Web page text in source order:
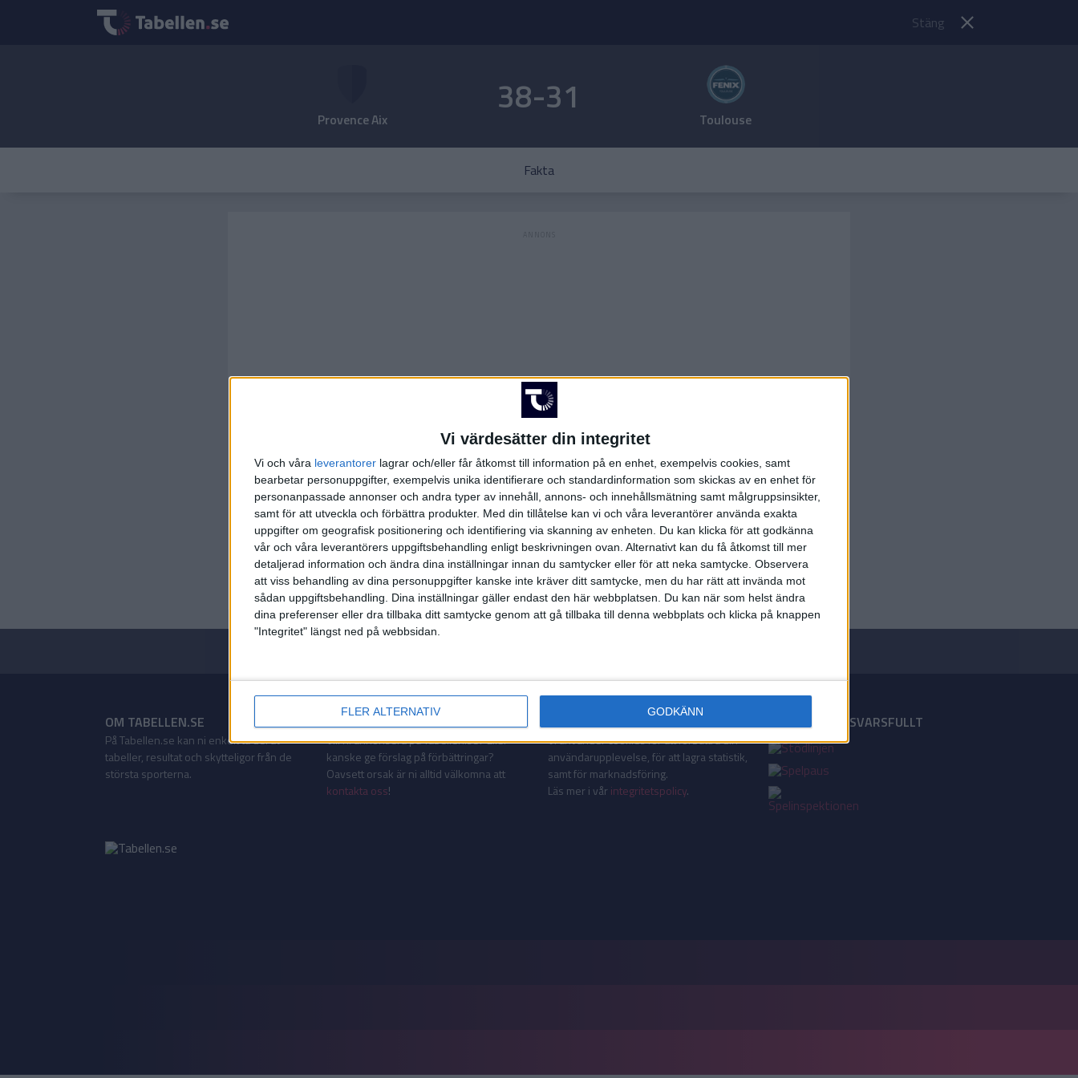
Vi värdesätter din integritet
Vi och våra leverantorer lagrar och/eller får åtkomst till information på en enhet, exempelvis cookies, samt
bearbetar personuppgifter, exempelvis unika identifierare och standardinformation som skickas av en enhet för
personanpassade annonser och andra typer av innehåll, annons- och innehållsmätning samt målgruppsinsikter,
samt för att utveckla och förbättra produkter. Med din tillåtelse kan vi och våra leverantörer använda exakta
uppgifter om geografisk positionering och identifiering via skanning av enheten. Du kan klicka för att godkänna
vår och våra leverantörers uppgiftsbehandling enligt beskrivningen ovan. Alternativt kan du få åtkomst till mer
detaljerad information och ändra dina inställningar innan du samtycker eller för att neka samtycke. Observera
att viss behandling av dina personuppgifter kanske inte kräver ditt samtycke, men du har rätt att invända mot
sådan uppgiftsbehandling. Dina inställningar gäller endast den här webbplatsen. Du kan när som helst ändra
dina preferenser eller dra tillbaka ditt samtycke genom att gå tillbaka till denna webbplats och klicka på knappen
"Integritet" längst ned på webbsidan.
FLER ALTERNATIV GODKÄNN
Stäng
Provence Aix 38-31 Toulouse
Fakta
FAKTA
Lidl Starligue
Fre 29/5, kl 20:00
Matchstart
OM TABELLEN.SE
På Tabellen.se kan ni enkelt ta del av
tabeller, resultat och skytteligor från de
största sporterna.
KONTAKT
Vill ni annonsera på Tabellen.se? Eller
kanske ge förslag på förbättringar?
Oavsett orsak är ni alltid välkomna att
kontakta oss!
INTEGRITETSPOLICY
Vi använder cookies för att förbättra din
användarupplevelse, för att lagra statistik,
samt för marknadsföring.
Läs mer i vår integritetspolicy.
18+ SPELA ANSVARSFULLT